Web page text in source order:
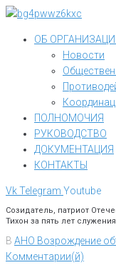
Перейти
контенту
ОБ
Новости
ПОЛНОМОЧИЯ
РУКОВОДСТВО
ДОКУМЕНТАЦИЯ
КОНТАКТЫ
VkTelegram Youtube
Созидатель, патриот
Тихон за пять лет
В АНО Возрождение
Комментарии(й)